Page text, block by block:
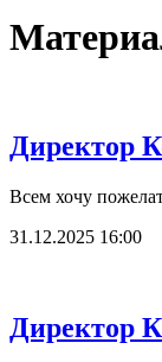
Директор
Всем хочу
31.12.2025 16:00
Директор